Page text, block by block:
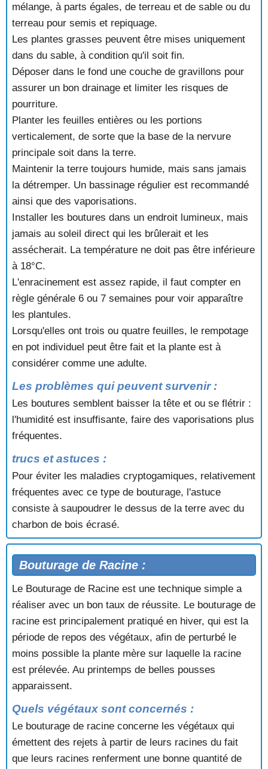
mélange, à parts égales, de terreau et de sable ou du
terreau pour semis et repiquage.
Les plantes grasses peuvent être mises uniquement
dans du sable, à condition qu'il soit fin.
Déposer dans le fond une couche de gravillons pour
assurer un bon drainage et limiter les risques de
pourriture.
Planter les feuilles entières ou les portions
verticalement, de sorte que la base de la nervure
principale soit dans la terre.
Maintenir la terre toujours humide, mais sans jamais
la détremper. Un bassinage régulier est recommandé
ainsi que des vaporisations.
Installer les boutures dans un endroit lumineux, mais
jamais au soleil direct qui les brûlerait et les
assécherait. La température ne doit pas être inférieure
à 18°C.
L'enracinement est assez rapide, il faut compter en
règle générale 6 ou 7 semaines pour voir apparaître
les plantules.
Lorsqu'elles ont trois ou quatre feuilles, le rempotage
en pot individuel peut être fait et la plante est à
considérer comme une adulte.
Les problèmes qui peuvent survenir :
Les boutures semblent baisser la tête et ou se flétrir :
l'humidité est insuffisante, faire des vaporisations plus
fréquentes.
trucs et astuces :
Pour éviter les maladies cryptogamiques, relativement
fréquentes avec ce type de bouturage, l'astuce
consiste à saupoudrer le dessus de la terre avec du
charbon de bois écrasé.
Bouturage de Racine :
Le Bouturage de Racine est une technique simple a
réaliser avec un bon taux de réussite. Le bouturage de
racine est principalement pratiqué en hiver, qui est la
période de repos des végétaux, afin de perturbé le
moins possible la plante mère sur laquelle la racine
est prélevée. Au printemps de belles pousses
apparaissent.
Quels végétaux sont concernés :
Le bouturage de racine concerne les végétaux qui
émettent des rejets à partir de leurs racines du fait
que leurs racines renferment une bonne quantité de